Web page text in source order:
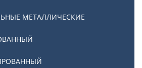
МЕТАЛЛИЧЕСКИЕ